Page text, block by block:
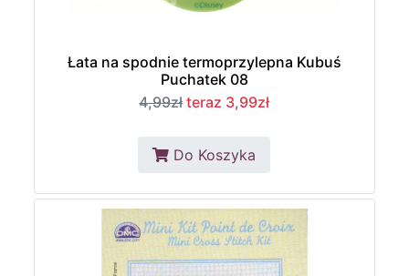
Łata na spodnie termoprzylepna Kubuś
Puchatek 08
4,99zł teraz 3,99zł
Do Koszyka